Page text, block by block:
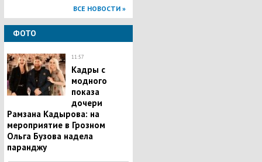
ВСЕ НОВОСТИ »
ФОТО
11:57
Кадры с
модного
показа
дочери
Рамзана Кадырова: на
мероприятие в Грозном
Ольга Бузова надела
паранджу